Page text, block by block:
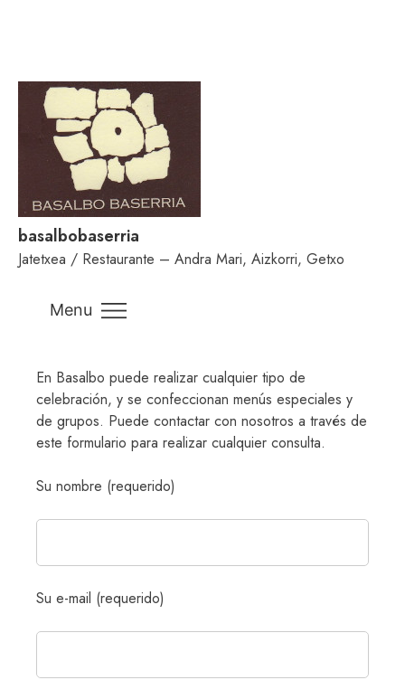
basalbobaserria
Jatetxea / Restaurante – Andra Mari, Aizkorri, Getxo
Menu
CONTACTO
BASALBO BASERRIA
(jatetxea/restaurante)
+34 944913491 Martiturri Estarta 18, 48993 Andra
Mari-Getxo, Bizkaia, Euskadi, Euskal Herria
basalbo@basalbobaserria.com
Horario
MMJVSD / Cenas: MMJVS / Domingos Noche y
En Basalbo puede realizar cualquier tipo de
celebración, y se confeccionan menús especiales y
de grupos. Puede contactar con nosotros a través de
este formulario para realizar cualquier consulta.
Su nombre (requerido)
Su e-mail (requerido)